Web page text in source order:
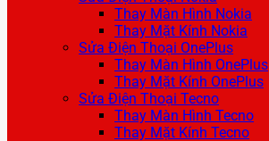
Thay Màn Hình Nokia
Thay Mặt Kính Nokia
Sửa Điện Thoại OnePlus
Thay Màn Hình OnePlus
Thay Mặt Kính OnePlus
Sửa Điện Thoại Tecno
Thay Màn Hình Tecno
Thay Mặt Kính Tecno